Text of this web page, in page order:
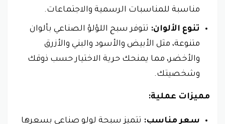
مناسبة للمناسبات الرسمية والاجتماعات.
تنوع الألوان: تتوفر سبح اللؤلؤ الصناعي بألوان
متنوعة، مثل الأبيض والأسود والبني والأزرق
والأخضر، مما يمنحك حرية الاختيار حسب ذوقك
وشخصيتك.
مميزات عملية:
سعر مناسب: تتميز سبحة لولو صناعي بسعرها